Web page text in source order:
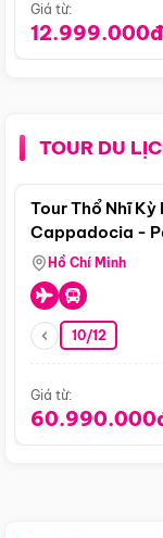
Giá từ:
12.999.000đ
TOUR DU
Tour Thổ Nhĩ
Cappadocia -
Hồ Chí Minh
10/12
Giá từ: